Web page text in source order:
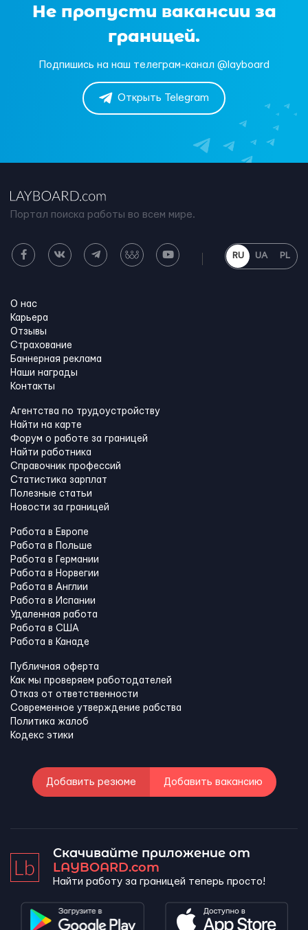
Не пропусти вакансии за
границей.
Подпишись на наш телеграм-канал @layboard
Открыть Telegram
Портал поиска работы во всем мире.
RU UA PL
О нас
Карьера
Отзывы
Страхование
Баннерная реклама
Наши награды
Контакты
Агентства по трудоустройству
Найти на карте
Форум о работе за границей
Найти работника
Справочник профессий
Статистика зарплат
Полезные статьи
Новости за границей
Работа в Европе
Работа в Польше
Работа в Германии
Работа в Норвегии
Работа в Англии
Работа в Испании
Удаленная работа
Работа в США
Работа в Канадe
Публичная оферта
Как мы проверяем работодателей
Отказ от ответственности
Современное утверждение рабства
Политика жалоб
Кодекс этики
Добавить резюме Добавить вакансию
Скачивайте приложение от
LAYBOARD.com
Найти работу за границей теперь просто!